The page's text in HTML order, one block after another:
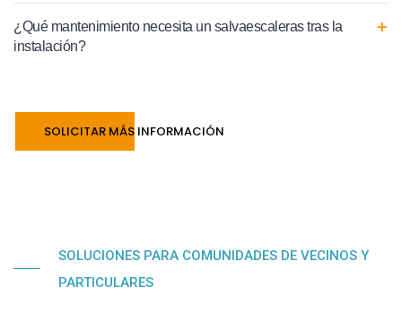
¿Qué mantenimiento necesita un salvaescaleras tras la
instalación?
SOLICITAR MÁS INFORMACIÓN
SOLUCIONES PARA COMUNIDADES DE VECINOS Y
PARTICULARES